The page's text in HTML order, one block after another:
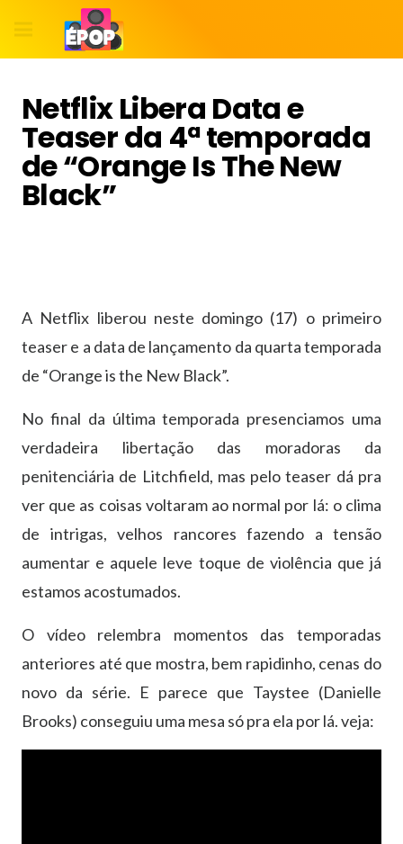
Netflix Libera Data e
Teaser da 4ª temporada
de “Orange Is The New
Black”
A Netflix liberou neste domingo (17) o primeiro
teaser e a data de lançamento da quarta temporada
de “Orange is the New Black”.
No final da última temporada presenciamos uma
verdadeira libertação das moradoras da
penitenciária de Litchfield, mas pelo teaser dá pra
ver que as coisas voltaram ao normal por lá: o clima
de intrigas, velhos rancores fazendo a tensão
aumentar e aquele leve toque de violência que já
estamos acostumados.
O vídeo relembra momentos das temporadas
anteriores até que mostra, bem rapidinho, cenas do
novo da série. E parece que Taystee (Danielle
Brooks) conseguiu uma mesa só pra ela por lá. veja: